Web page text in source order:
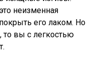
неизменная
его лаком. Но
то вы с легкостью